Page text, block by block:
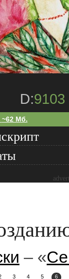
D:9103
~62 Мб.
– «
3 4 5 6